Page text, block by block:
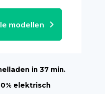
modellen
in 37 min.
elektrisch